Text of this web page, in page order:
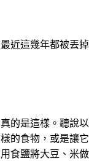
最近這幾年都被丟掉
真的是這樣。聽說
樣的食物，或是讓
用食鹽將大豆、米